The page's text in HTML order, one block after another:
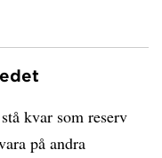
kvar som reserv
på andra